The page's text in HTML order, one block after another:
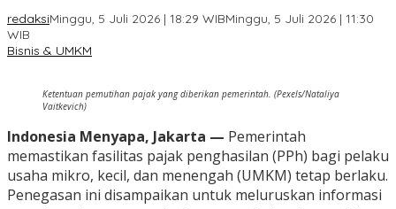
redaksiMinggu, 5 Juli 2026 | 18:29 WIBMinggu, 5 Juli 2026 | 11:30
WIB
Bisnis & UMKM
Ketentuan pemutihan pajak yang diberikan pemerintah. (Pexels/Nataliya
Vaitkevich)
Indonesia Menyapa, Jakarta — Pemerintah
memastikan fasilitas pajak penghasilan (PPh) bagi pelaku
usaha mikro, kecil, dan menengah (UMKM) tetap berlaku.
Penegasan ini disampaikan untuk meluruskan informasi